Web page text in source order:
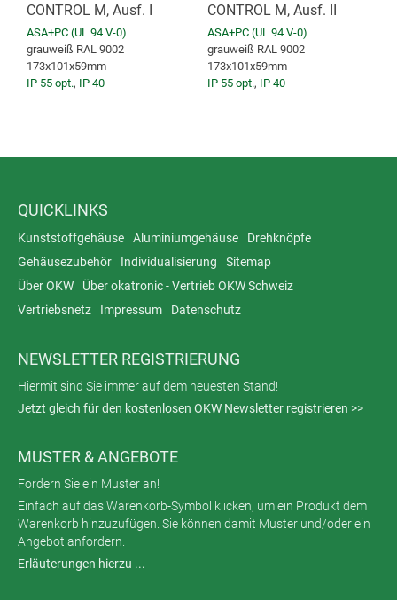
CONTROL M, Ausf. I
ASA+PC (UL 94 V-0)
grauweiß RAL 9002
173x101x59mm
IP 55 opt., IP 40
CONTROL M, Ausf. II
ASA+PC (UL 94 V-0)
grauweiß RAL 9002
173x101x59mm
IP 55 opt., IP 40
QUICKLINKS
Kunststoffgehäuse Aluminiumgehäuse
Drehknöpfe
Gehäusezubehör
Individualisierung
Sitemap
Über OKW
Über okatronic - Vertrieb OKW Schweiz
Vertriebsnetz
Impressum Datenschutz
NEWSLETTER REGISTRIERUNG
Hiermit sind Sie immer auf dem neuesten Stand!
Jetzt gleich für den kostenlosen OKW Newsletter registrieren >>
MUSTER & ANGEBOTE
Fordern Sie ein Muster an!
Einfach auf das Warenkorb-Symbol klicken, um ein Produkt dem
Warenkorb hinzuzufügen. Sie können damit Muster und/oder ein
Angebot anfordern.
Erläuterungen hierzu ...